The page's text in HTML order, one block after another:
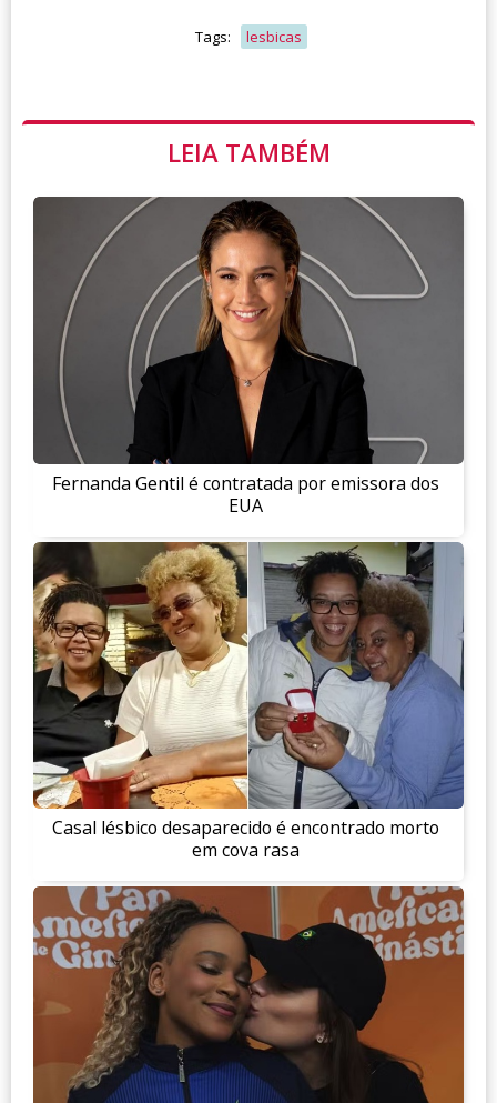
Tags: lesbicas
LEIA TAMBÉM
Fernanda Gentil é contratada por emissora dos
EUA
Casal lésbico desaparecido é encontrado morto
em cova rasa